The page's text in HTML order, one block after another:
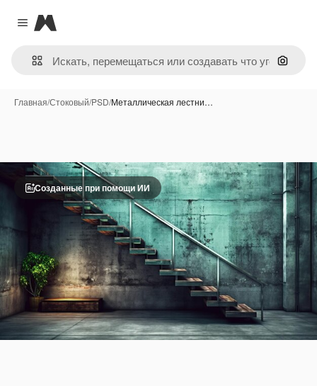
Close menu
Magnific
Поиск
Главная/Стоковый/PSD/Металлическая лестни…
Созданные при помощи ИИ